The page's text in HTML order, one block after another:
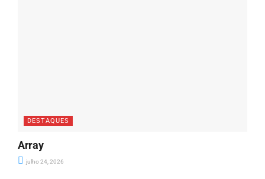
DESTAQUES
Array
julho 24, 2026